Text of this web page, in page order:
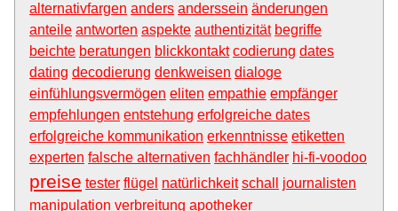
alternativfargen anders anderssein änderungen
anteile antworten aspekte authentizität begriffe
beichte beratungen blickkontakt codierung dates
dating decodierung denkweisen dialoge
einfühlungsvermögen eliten empathie empfänger
empfehlungen entstehung erfolgreiche dates
erfolgreiche kommunikation erkenntnisse etiketten
experten falsche alternativen fachhändler hi-fi-voodoo
preise tester flügel natürlichkeit schall
journalisten
manipulation verbreitung apotheker